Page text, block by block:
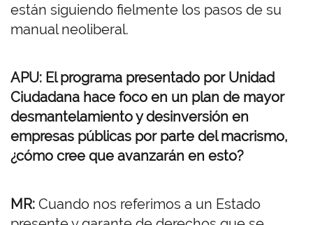
están siguiendo fielmente los pasos de su
manual neoliberal.
APU: El programa presentado por Unidad
Ciudadana hace foco en un plan de mayor
desmantelamiento y desinversión en
empresas públicas por parte del macrismo,
¿cómo cree que avanzarán en esto?
MR: Cuando nos referimos a un Estado